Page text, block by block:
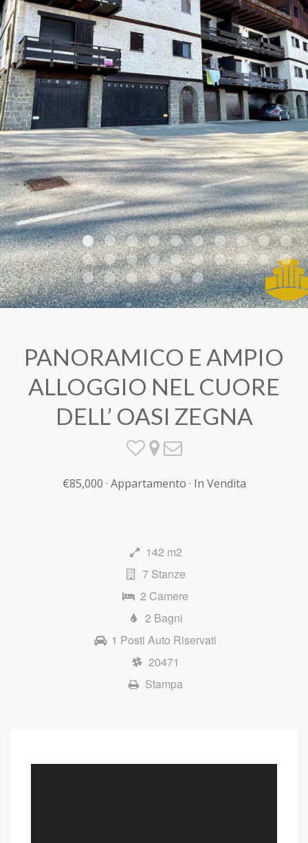
PANORAMICO E AMPIO
ALLOGGIO NEL CUORE
DELL’ OASI ZEGNA
€85,000 · Appartamento · In Vendita
142 m2
7 Stanze
2 Camere
2 Bagni
1 Posti Auto Riservati
20471
Stampa